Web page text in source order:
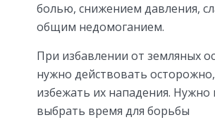
болью, снижением давления,
общим недомоганием.
При избавлении от земляных
нужно действовать
избежать их нападения. Нужно
выбрать время для борьбы